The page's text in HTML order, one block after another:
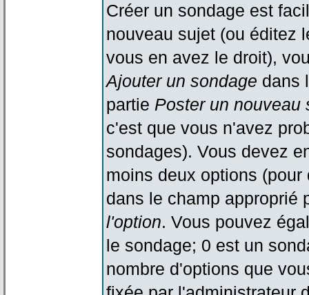
Créer un sondage est
nouveau sujet (ou éditez
vous en avez le droit),
Ajouter un sondage dans
partie Poster un nouveau
c'est que vous n'avez
sondages). Vous devez
moins deux options
dans le champ
l'option. Vous pouvez
le sondage; 0 est un
nombre d'options que